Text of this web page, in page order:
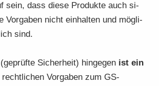
sein, dass diese Pro­duk­te auch si­
Vor­ga­ben nicht ein­hal­ten und mög­li­
sind.
(ge­prüf­te Si­cher­heit) hin­ge­gen ist ein
recht­li­chen Vor­ga­ben zum GS-​